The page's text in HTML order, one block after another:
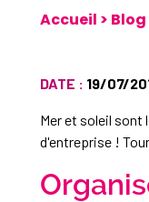
Accueil > Blog
DATE : 19/07/
Mer et soleil sont
d'entreprise !